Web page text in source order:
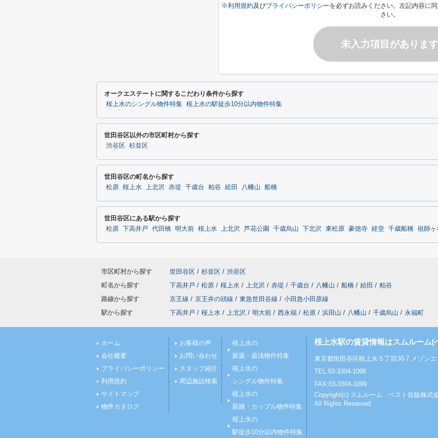
※利用規約及びプライバシーポリシーを必ずお読みください。左記内容に
さい。
未入力項目があります
オークエステートに関するこだわり条件から探す
桜上水のシングル物件特集 桜上水の駅徒歩10分以内物件特集
世田谷区以外の市区町村から探す
渋谷区 杉並区
世田谷区の町名から探す
松原 桜上水 上北沢 赤堤 千歳台 粕谷 給田 八幡山 船橋
世田谷区にある駅から探す
松原 下高井戸 代田橋 明大前 桜上水 上北沢 芦花公園 千歳烏山 下北沢 東松原 豪徳寺 経堂 千歳船橋 祖師ヶ
市区町村から探す 世田谷区 / 杉並区 / 渋谷区
町名から探す
下高井戸 / 松原 / 桜上水 / 上北沢 / 赤堤 / 千歳台 / 八幡山 / 船橋 / 給田 / 粕谷
路線から探す
京王線 / 京王井の頭線 / 東急世田谷線 / 小田急小田原線
駅から探す
下高井戸 / 桜上水 / 上北沢 / 明大前 / 西永福 / 松原 / 浜田山 / 八幡山 / 千歳烏山 / 永福町
ホーム
会社概要
プライバシーポリシー
利用規約
サイトマップ
物件カタログ
お客様の声
お問い合わせ
スタッフ紹介
周辺施設検索
桜上水の
新築・築浅物件特集
桜上水の
シングル物件特集
桜上水の
新婚・カップル物件特集
桜上水の
駅徒歩10分以内物件特集
桜上水駅の賃貸情報はスムルーム(
東京都世田谷区桜上水５丁目30-7 メゾン
TEL:03-3304-1098
FAX:03-3304-1099
Copyright(c) スムルーム ベスト住販株式
All Rights Reserved.